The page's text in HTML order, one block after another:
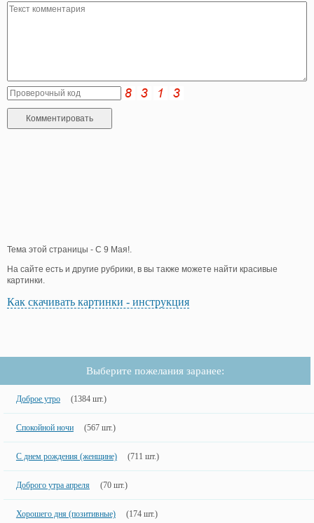
Тема этой страницы - C 9 Мая!.
На сайте есть и другие рубрики, в вы также можете найти красивые
картинки.
Как скачивать картинки - инструкция
Выберите пожелания заранее:
Доброе утро (1384 шт.)
Спокойной ночи (567 шт.)
С днем рождения (женщине) (711 шт.)
Доброго утра апреля (70 шт.)
Хорошего дня (позитивные) (174 шт.)